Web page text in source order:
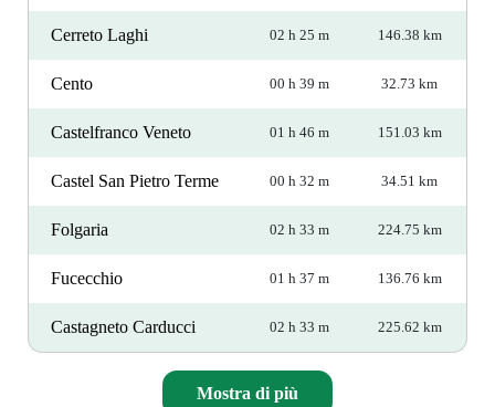
Cerreto Laghi 02 h 25 m 146.38 km
Cento 00 h 39 m 32.73 km
Castelfranco Veneto 01 h 46 m 151.03 km
Castel San Pietro Terme 00 h 32 m 34.51 km
Folgaria 02 h 33 m 224.75 km
Fucecchio 01 h 37 m 136.76 km
Castagneto Carducci 02 h 33 m 225.62 km
Mostra di più